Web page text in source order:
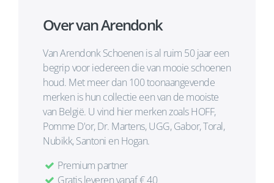
Over van Arendonk
Van Arendonk Schoenen is al ruim 50 jaar een
begrip voor iedereen die van mooie schoenen
houd. Met meer dan 100 toonaangevende
merken is hun collectie een van de mooiste
van België. U vind hier merken zoals HOFF,
Pomme D'or, Dr. Martens, UGG, Gabor, Toral,
Nubikk, Santoni en Hogan.
Premium partner
Gratis leveren vanaf € 40